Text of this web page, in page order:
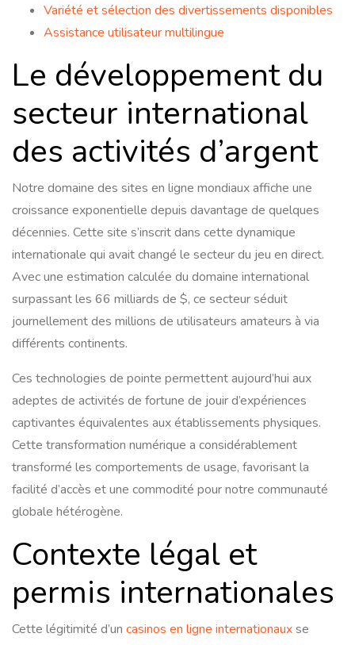
Variété et sélection des divertissements disponibles
Assistance utilisateur multilingue
Le développement du
secteur international
des activités d’argent
Notre domaine des sites en ligne mondiaux affiche une
croissance exponentielle depuis davantage de quelques
décennies. Cette site s’inscrit dans cette dynamique
internationale qui avait changé le secteur du jeu en direct.
Avec une estimation calculée du domaine international
surpassant les 66 milliards de $, ce secteur séduit
journellement des millions de utilisateurs amateurs à via
différents continents.
Ces technologies de pointe permettent aujourd’hui aux
adeptes de activités de fortune de jouir d’expériences
captivantes équivalentes aux établissements physiques.
Cette transformation numérique a considérablement
transformé les comportements de usage, favorisant la
facilité d’accès et une commodité pour notre communauté
globale hétérogène.
Contexte légal et
permis internationales
Cette légitimité d’un casinos en ligne internationauxse